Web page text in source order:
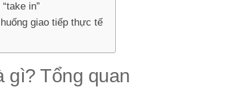
in”
giao tiếp thực tế
gì? Tổng quan